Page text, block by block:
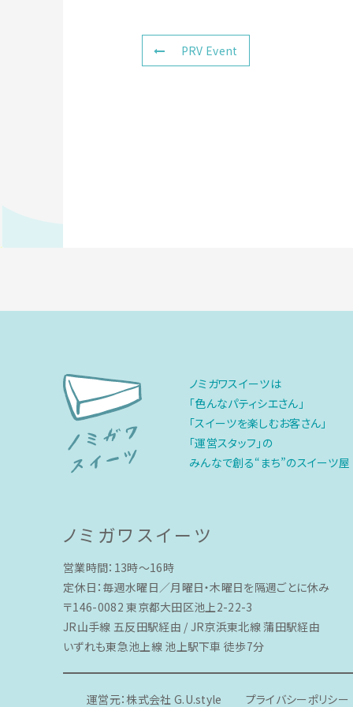
PRV Event
ノミガワスイーツは
「色んなパティシエさん」
「スイーツを楽しむお客さん」
「運営スタッフ」の
みんなで創る“まち”のスイーツ屋
ノミガワスイーツ
営業時間：13時〜16時
定休日：毎週水曜日／月曜日・木曜日を隔週ごとに休み
〒146-0082 東京都大田区池上2-22-3
JR山手線 五反田駅経由 / JR京浜東北線 蒲田駅経由
いずれも東急池上線 池上駅下車 徒歩7分
運営元：株式会社 G.U.style プライバシーポリシー